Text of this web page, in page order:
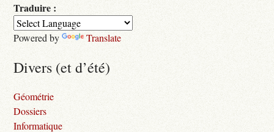
Traduire :
Powered by Translate
Divers (et d’été)
Géométrie
Dossiers
Informatique